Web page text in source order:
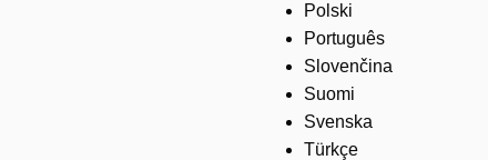
Polski
Português
Slovenčina
Suomi
Svenska
Türkçe